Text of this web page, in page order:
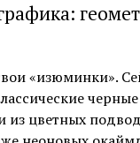
«изюминки».
из цветных